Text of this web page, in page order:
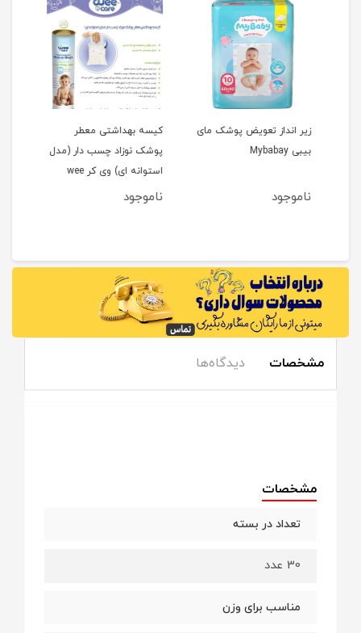
زیر انداز تعویض پوشک مای
بیبی Mybabay
ناموجود
کیسه بهداشتی معطر
پوشک نوزاد چسب دار (مدل
استوانه ای) وی کر wee
care
ناموجود
مشخصات دیدگاه‌ها
مشخصات
تعداد در بسته
30 عدد
مناسب برای وزن